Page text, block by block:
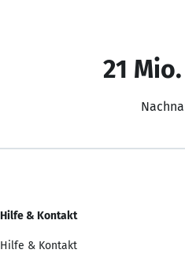
21
Hilfe & Kontakt
Hilfe & Kontakt